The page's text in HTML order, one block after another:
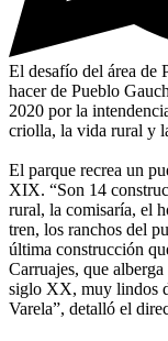
El desafío del área de
hacer de Pueblo
2020 por la
criolla, la vida rural y
El parque recrea un
XIX. “Son 14
rural, la comisaría, el
tren, los ranchos del
última construcción
Carruajes, que
siglo XX, muy lindos
Varela”, detalló el